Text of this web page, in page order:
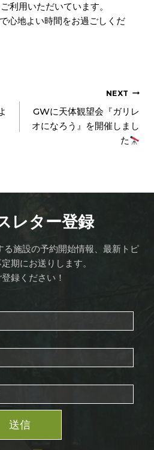
利用いただいています。
心地よい時間をお過ごしくだ
NEXT
GWに天体観望会『ガリレ
オになろう』を開催しまし
た
レター登録
施設の予約開始情報、最新トピ
期にお送りします。
録ください！
送信